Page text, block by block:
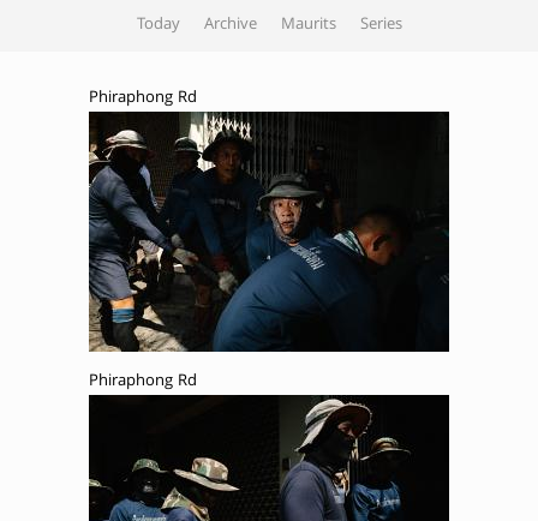
Today Archive Maurits Series
Phiraphong Rd
Phiraphong Rd